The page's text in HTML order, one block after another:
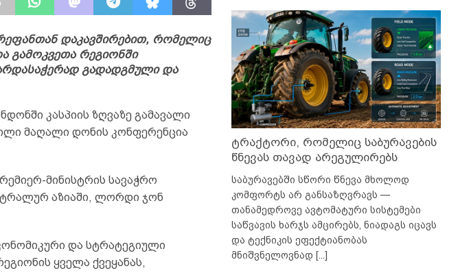
დაკავშირებით, რომელიც
გამოკვეთა რეგიონში
გადადგმული და
კასპიის ზღვაზე გამავალი
მაღალი დონის კონფერენცია
მინისტრის სავაჭრო
აზიაში, ლორდი ჯონ
და სტრატეგიული
ყველა ქვეყანას,
ტრაქტორი, რომელიც საბურავების
წნევას თავად არეგულირებს
საბურავებში სწორი წნევა მხოლოდ
კომფორტს არ განსაზღვრავს —
თანამედროვე ავტომატური სისტემები
საწვავის ხარჯს ამცირებს, ნიადაგს იცავს
და ტექნიკის ეფექტიანობას
მნიშვნელოვნად [...]